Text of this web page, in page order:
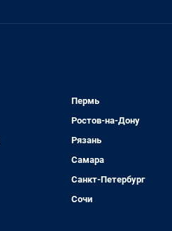
Пермь
Ростов-на-Дону
Рязань
Самара
Санкт-Петербург
Сочи